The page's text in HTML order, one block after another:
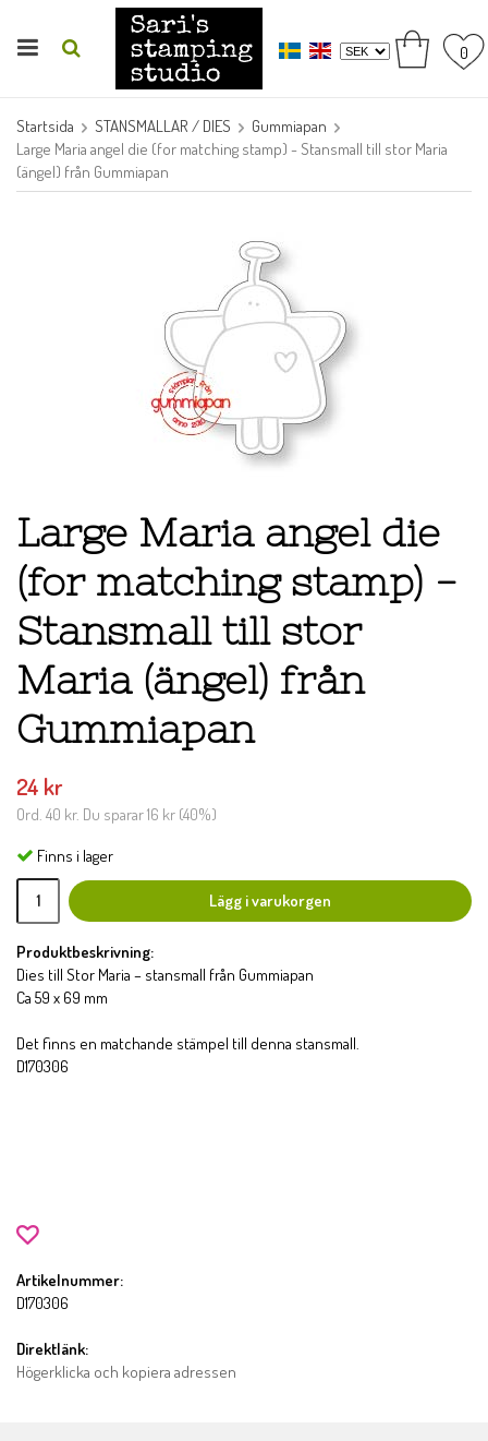
0
Startsida STANSMALLAR / DIES
Gummiapan
Large Maria angel die (for matching stamp) - Stansmall till stor Maria
(ängel) från Gummiapan
Large Maria angel die
(for matching stamp) -
Stansmall till stor
Maria (ängel) från
Gummiapan
24 kr
Ord. 40 kr. Du sparar16 kr (40%)
Finns i lager
Lägg i varukorgen
Produktbeskrivning:
Dies till Stor Maria – stansmall från Gummiapan
Ca 59 x 69 mm
Det finns en matchande stämpel till denna stansmall.
D170306
Artikelnummer:
D170306
Direktlänk:
Högerklicka och kopiera adressen